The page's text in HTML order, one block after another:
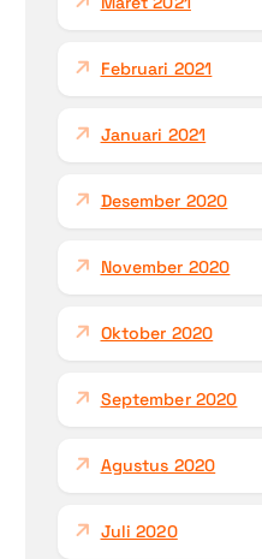
Februari 2021
Januari 2021
Desember 2020
November 2020
Oktober 2020
September 2020
Agustus 2020
Juli 2020